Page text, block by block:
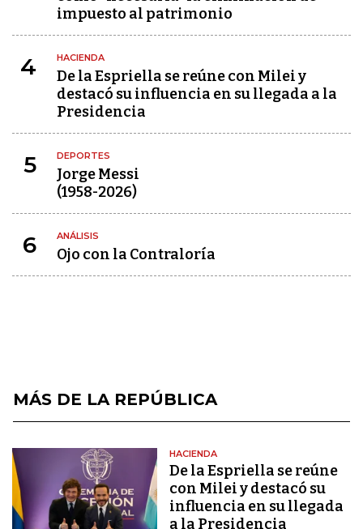
impuesto al patrimonio
4 HACIENDA
De la Espriella se reúne con Milei y
destacó su influencia en su llegada a la
Presidencia
5 DEPORTES
Jorge Messi
(1958-2026)
6 ANÁLISIS
Ojo con la Contraloría
MÁS DE LA REPÚBLICA
HACIENDA
De la Espriella se reúne
con Milei y destacó su
influencia en su llegada
a la Presidencia